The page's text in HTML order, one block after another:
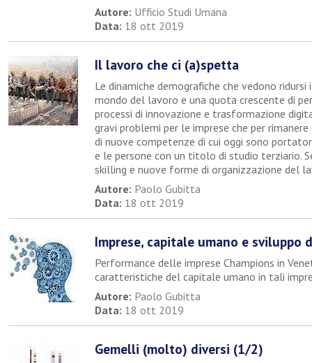
Autore: Ufficio Studi Umana
Data: 18 ott 2019
Il lavoro che ci (a)spetta
Le dinamiche demografiche che vedono ridursi
mondo del lavoro e una quota crescente di
processi di innovazione e trasformazione
gravi problemi per le imprese che per
di nuove competenze di cui oggi sono
e le persone con un titolo di studio terziario.
skilling e nuove forme di organizzazione del
Autore: Paolo Gubitta
Data: 18 ott 2019
Imprese, capitale umano e sviluppo
Performance delle imprese Champions in
caratteristiche del capitale umano in tali
Autore: Paolo Gubitta
Data: 18 ott 2019
Gemelli (molto) diversi (1/2)